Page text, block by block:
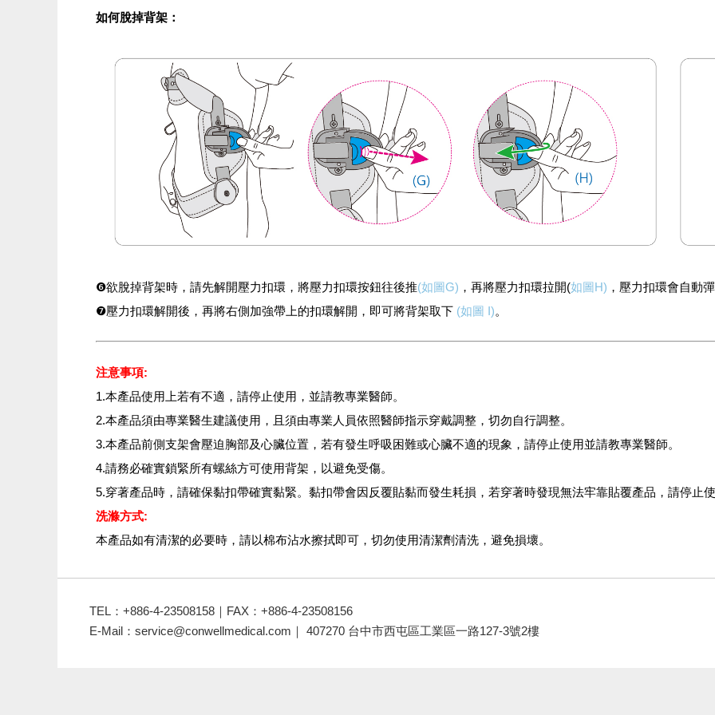
如何脫掉背架：
❻欲脫掉背架時，請先解開壓力扣環，將壓力扣環按鈕往後推(如圖G) ，再將壓力扣環拉開(如圖H) ，壓力扣環會自動
❼壓力扣環解開後，再將右側加強帶上的扣環解開，即可將背架取下 (如圖 I)。
注意事項:
1.本產品使用上若有不適，請停止使用，並請教專業醫師。
2.本產品須由專業醫生建議使用，且須由專業人員依照醫師指示穿戴調整，切勿自行調整。
3.本產品前側支架會壓迫胸部及心臟位置，若有發生呼吸困難或心臟不適的現象，請停止使用並請教專業醫師。
4.請務必確實鎖緊所有螺絲方可使用背架，以避免受傷。
5.穿著產品時，請確保黏扣帶確實黏緊。黏扣帶會因反覆貼黏而發生耗損，若穿著時發現無法牢靠貼覆產品，請停止
洗滌方式:
本產品如有清潔的必要時，請以棉布沾水擦拭即可，切勿使用清潔劑清洗，避免損壞。
TEL：+886-4-23508158｜FAX：+886-4-23508156
E-Mail： service@conwellmedical.com ｜ 407270 台中市西屯區工業區一路127-3號2樓